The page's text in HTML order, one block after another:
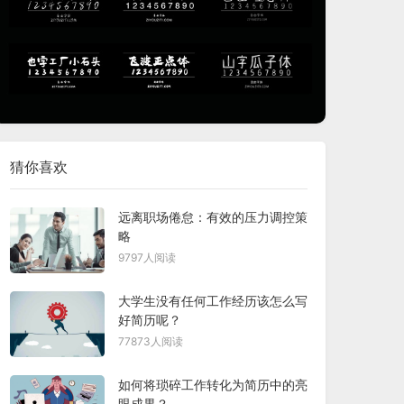
猜你喜欢
远离职场倦怠：有效的压力调控策
略
9797人阅读
大学生没有任何工作经历该怎么写
好简历呢？
77873人阅读
如何将琐碎工作转化为简历中的亮